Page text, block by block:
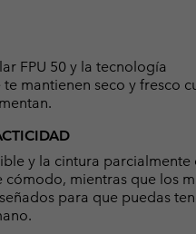
FPU 50 y la tecnología
mantienen seco y fresco
y la cintura parcialmente
cómodo, mientras que los
para que puedas